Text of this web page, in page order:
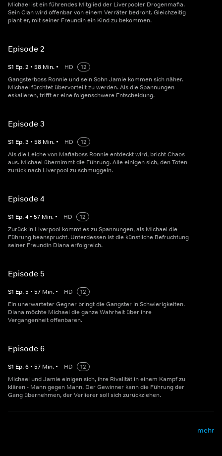
Michael ist ein führendes Mitglied der Liverpooler Drogenmafia.
Sein Clan wird offenbar von einem Verräter bedroht. Gleichzeitig
plant er, mit seiner Freundin ein Kind zu bekommen.
Episode 2
S1 Ep.2 • 58 Min. • HD
12
Gangsterboss Ronnie und sein Sohn Jamie kommen sich näher.
Michael fürchtet übervorteilt zu werden. Als die Spannungen
eskalieren, trifft er eine folgenschwere Entscheidung.
Episode 3
S1 Ep.3 • 58 Min. • HD
12
Als die Leiche von Mafiaboss Ronnie entdeckt wird, bricht Chaos
aus. Michael übernimmt die Führung. Alle einigen sich, den Toten
zurück nach Liverpool zu schmuggeln.
Episode 4
S1 Ep.4 • 57 Min. • HD
12
Zurück in Liverpool kommt es zu Spannungen, als Michael die
Führung beansprucht. Unterdessen ist die künstliche Befruchtung
seiner Freundin Diana erfolgreich.
Episode 5
S1 Ep.5 • 57 Min. • HD
12
Ein unerwarteter Gegner bringt die Gangster in Schwierigkeiten.
Diana möchte Michael die ganze Wahrheit über ihre
Vergangenheit offenbaren.
Episode 6
S1 Ep.6 • 57 Min. • HD
12
Michael und Jamie einigen sich, ihre Rivalität in einem Kampf zu
klären - Mann gegen Mann. Der Gewinner kann die Führung der
Gang übernehmen, der Verlierer soll sich zurückziehen.
mehr